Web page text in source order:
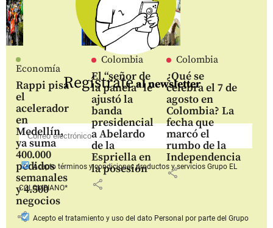
Economía
Rappi pisa
el
acelerador
en
Medellín,
ya suma
400.000
pedidos
semanales
y 4.500
negocios
share
Colombia
El “señor de
la panela” le
ajustó la
banda
presidencial
a Abelardo
de la
Espriella en
la posesión
share
Colombia
¿Qué se
celebra el 7 de
agosto en
Colombia? La
fecha que
marcó el
rumbo de la
Independencia
share
Regístrateal newsletter
Aceptotérminos y condiciones productos y serviciosGrupo EL
COLOMBIANO*
Acepto el tratamiento y uso del dato Personal por parte del Grupo